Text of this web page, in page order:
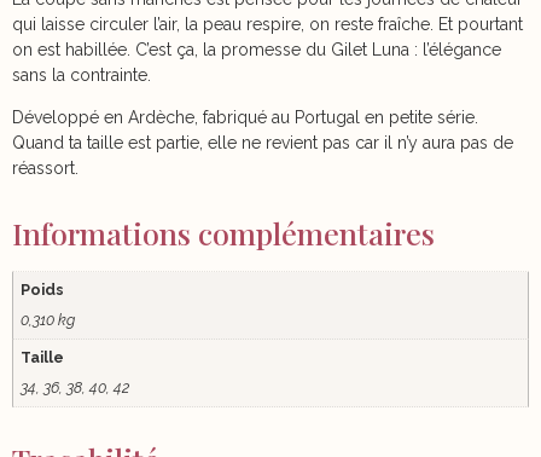
qui laisse circuler l’air, la peau respire, on reste fraîche. Et pourtant
on est habillée. C’est ça, la promesse du Gilet Luna : l’élégance
sans la contrainte.
Développé en Ardèche, fabriqué au Portugal en petite série.
Quand ta taille est partie, elle ne revient pas car il n’y aura pas de
réassort.
Informations complémentaires
Poids
0,310 kg
Taille
34, 36, 38, 40, 42